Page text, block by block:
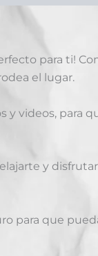
para ti!
el lugar.
y videos, para
y
para que